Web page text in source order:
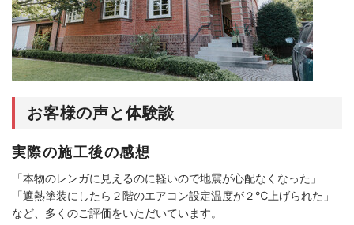
お客様の声と体験談
実際の施工後の感想
「本物のレンガに見えるのに軽いので地震が心配なくなった」
「遮熱塗装にしたら２階のエアコン設定温度が２℃上げられた」
など、多くのご評価をいただいています。